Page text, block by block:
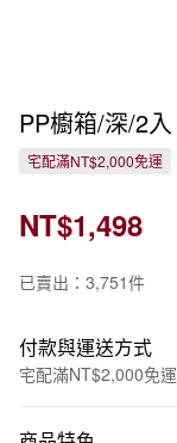
PP櫥箱/深/2入
宅配滿NT$2,000免運
NT$1,498
已賣出：3,751件
付款與運送方式
宅配滿NT$2,000免運